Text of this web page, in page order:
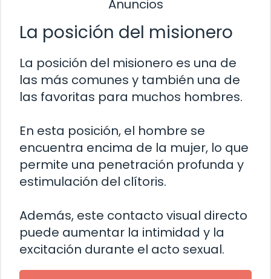
Anuncios
La posición del misionero
La posición del misionero es una de
las más comunes y también una de
las favoritas para muchos hombres.
En esta posición, el hombre se
encuentra encima de la mujer, lo que
permite una penetración profunda y
estimulación del clítoris.
Además, este contacto visual directo
puede aumentar la intimidad y la
excitación durante el acto sexual.